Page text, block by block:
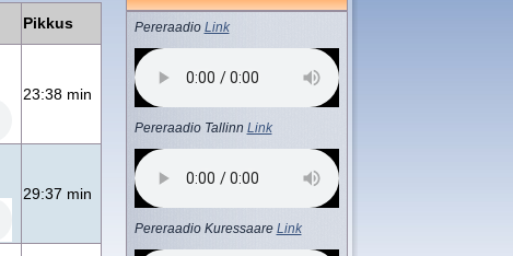
Pikkus
23:38 min
29:37 min
Pereraadio Link
Pereraadio Tallinn Link
Pereraadio Kuressaare Link